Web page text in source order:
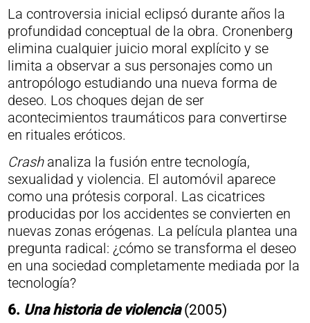
La controversia inicial eclipsó durante años la
profundidad conceptual de la obra. Cronenberg
elimina cualquier juicio moral explícito y se
limita a observar a sus personajes como un
antropólogo estudiando una nueva forma de
deseo. Los choques dejan de ser
acontecimientos traumáticos para convertirse
en rituales eróticos.
Crashanaliza la fusión entre tecnología,
sexualidad y violencia. El automóvil aparece
como una prótesis corporal. Las cicatrices
producidas por los accidentes se convierten en
nuevas zonas erógenas. La película plantea una
pregunta radical: ¿cómo se transforma el deseo
en una sociedad completamente mediada por la
tecnología?
6. Una historia de violencia (2005)